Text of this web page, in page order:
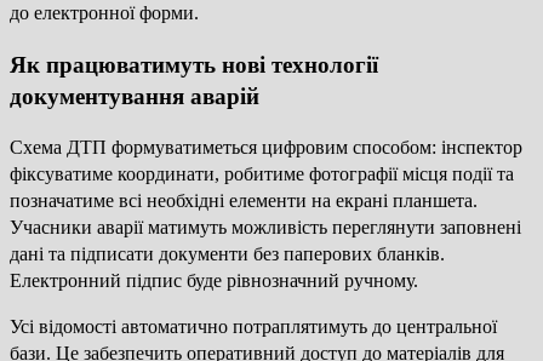
до електронної форми.
Як працюватимуть нові технології
документування аварій
Схема ДТП формуватиметься цифровим способом: інспектор
фіксуватиме координати, робитиме фотографії місця події та
позначатиме всі необхідні елементи на екрані планшета.
Учасники аварії матимуть можливість переглянути заповнені
дані та підписати документи без паперових бланків.
Електронний підпис буде рівнозначний ручному.
Усі відомості автоматично потраплятимуть до центральної
бази. Це забезпечить оперативний доступ до матеріалів для